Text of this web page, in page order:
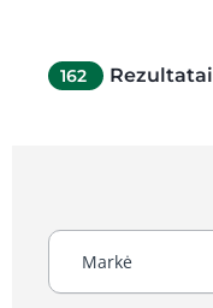
162 Rezultatai